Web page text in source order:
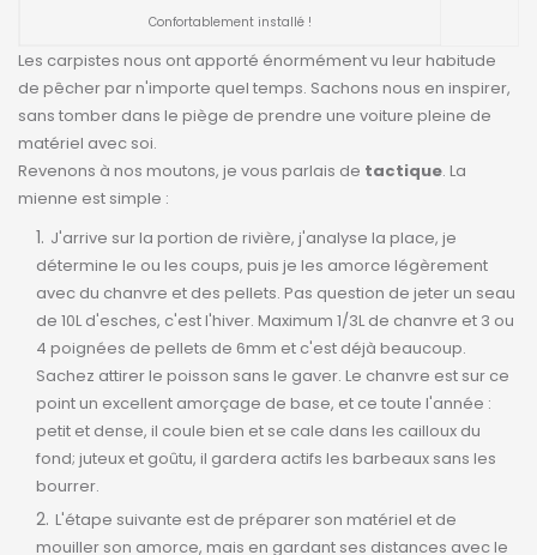
Confortablement installé !
Les carpistes nous ont apporté énormément vu leur habitude
de pêcher par n'importe quel temps. Sachons nous en inspirer,
sans tomber dans le piège de prendre une voiture pleine de
matériel avec soi.
Revenons à nos moutons, je vous parlais de tactique. La
mienne est simple :
J'arrive sur la portion de rivière, j'analyse la place, je
détermine le ou les coups, puis je les amorce légèrement
avec du chanvre et des pellets. Pas question de jeter un seau
de 10L d'esches, c'est l'hiver. Maximum 1/3L de chanvre et 3 ou
4 poignées de pellets de 6mm et c'est déjà beaucoup.
Sachez attirer le poisson sans le gaver. Le chanvre est sur ce
point un excellent amorçage de base, et ce toute l'année :
petit et dense, il coule bien et se cale dans les cailloux du
fond; juteux et goûtu, il gardera actifs les barbeaux sans les
bourrer.
L'étape suivante est de préparer son matériel et de
mouiller son amorce, mais en gardant ses distances avec le